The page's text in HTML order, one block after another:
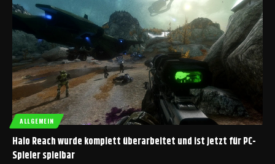
ALLGEMEIN
Halo Reach wurde komplett überarbeitet und ist jetzt für PC-
Spieler spielbar